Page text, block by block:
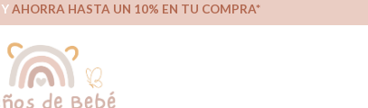
AHORRA HASTA UN 10% EN TU COMPRA*